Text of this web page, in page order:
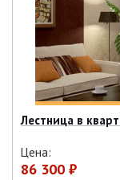
Лестница в
Цена:
86 300 ₽